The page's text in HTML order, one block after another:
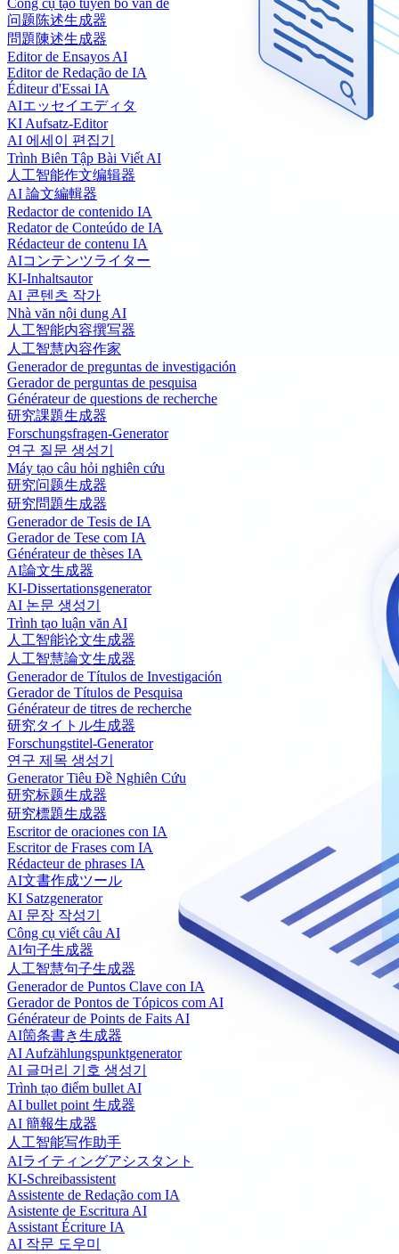
Công cụ tạo tuyên bố vấn đề
问题陈述生成器
問題陳述生成器
Editor de Ensayos AI
Editor de Redação de IA
Éditeur d'Essai IA
AIエッセイエディタ
KI Aufsatz-Editor
AI 에세이 편집기
Trình Biên Tập Bài Viết AI
人工智能作文编辑器
AI 論文編輯器
Redactor de contenido IA
Redator de Conteúdo de IA
Rédacteur de contenu IA
AIコンテンツライター
KI-Inhaltsautor
AI 콘텐츠 작가
Nhà văn nội dung AI
人工智能内容撰写器
人工智慧內容作家
Generador de preguntas de investigación
Gerador de perguntas de pesquisa
Générateur de questions de recherche
研究課題生成器
Forschungsfragen-Generator
연구 질문 생성기
Máy tạo câu hỏi nghiên cứu
研究问题生成器
研究問題生成器
Generador de Tesis de IA
Gerador de Tese com IA
Générateur de thèses IA
AI論文生成器
KI-Dissertationsgenerator
AI 논문 생성기
Trình tạo luận văn AI
人工智能论文生成器
人工智慧論文生成器
Generador de Títulos de Investigación
Gerador de Títulos de Pesquisa
Générateur de titres de recherche
研究タイトル生成器
Forschungstitel-Generator
연구 제목 생성기
Generator Tiêu Đề Nghiên Cứu
研究标题生成器
研究標題生成器
Escritor de oraciones con IA
Escritor de Frases com IA
Rédacteur de phrases IA
AI文書作成ツール
KI Satzgenerator
AI 문장 작성기
Công cụ viết câu AI
AI句子生成器
人工智慧句子生成器
Generador de Puntos Clave con IA
Gerador de Pontos de Tópicos com AI
Générateur de Points de Faits AI
AI箇条書き生成器
AI Aufzählungspunktgenerator
AI 글머리 기호 생성기
Trình tạo điểm bullet AI
AI bullet point 生成器
AI 簡報生成器
人工智能写作助手
AIライティングアシスタント
KI-Schreibassistent
Assistente de Redação com IA
Asistente de Escritura AI
Assistant Écriture IA
AI 작문 도우미